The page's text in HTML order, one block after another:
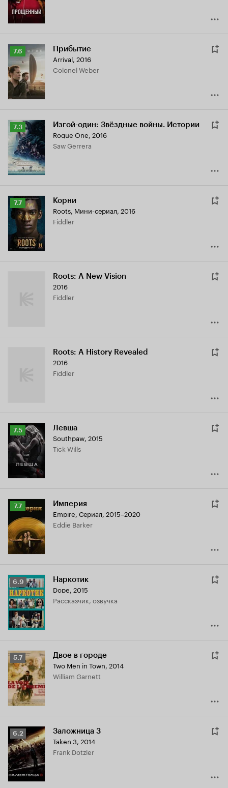
Рейтинг
Кинопоиска
7.6
7.6 Прибытие
Arrival, 2016
Colonel Weber
Рейтинг
Кинопоиска
7.3
7.3 Изгой-один: Звёздные войны. Истории
Rogue One, 2016
Saw Gerrera
Рейтинг
Кинопоиска
7.7
7.7 Корни
Roots, Мини-сериал, 2016
Fiddler
Roots: A New Vision
2016
Fiddler
Roots: A History Revealed
2016
Fiddler
Рейтинг
Кинопоиска
7.5
7.5 Левша
Southpaw, 2015
Tick Wills
Рейтинг
Кинопоиска
7.7
7.7 Империя
Empire, Сериал, 2015–2020
Eddie Barker
Рейтинг
Кинопоиска
6.9
6.9 Наркотик
Dope, 2015
рассказчик, озвучка
Рейтинг
Кинопоиска
5.7
5.7 Двое в городе
Two Men in Town, 2014
William Garnett
Рейтинг
Кинопоиска
6.2
6.2 Заложница 3
Taken 3, 2014
Frank Dotzler